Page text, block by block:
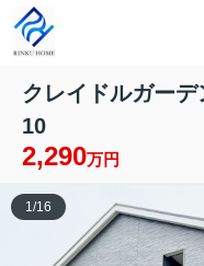
クレイドルガー
10
2,290万円
1 /16